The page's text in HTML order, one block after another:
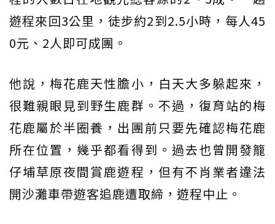
遊程來回3公里，徒步約2到2.5小時，每人45
0元、2人即可成團。
他說，梅花鹿天性膽小，白天大多躲起來，
很難親眼見到野生鹿群。不過，復育站的梅
花鹿屬於半圈養，出團前只要先確認梅花鹿
所在位置，幾乎都看得到。過去也曾開發籠
仔埔草原夜間賞鹿遊程，但有不肖業者違法
開沙灘車帶遊客追鹿遭取締，遊程中止。